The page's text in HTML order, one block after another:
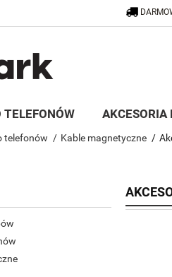
TELEFONÓW
AKCESORIA
HURTOWA B2B
telefonów Kable magnetyczne